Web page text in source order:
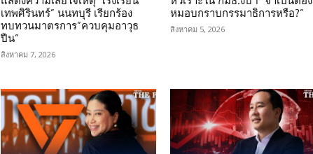
เทพศิรินทร์” นนทบุรี เรียกร้อง
ทบทวนมาตรการ”ควบคุมอาวุธ
ปืน”
สิงหาคม 7, 2026
หมอบกราบกรรมาธิการหรือ?”
สิงหาคม 5, 2026